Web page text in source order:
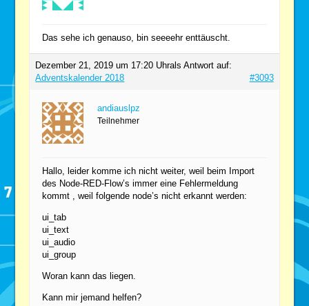
Das sehe ich genauso, bin seeeehr enttäuscht.
Dezember 21, 2019 um 17:20 Uhrals Antwort auf:
Adventskalender 2018
#3093
andiauslpz
Teilnehmer
Hallo, leider komme ich nicht weiter, weil beim Import
des Node-RED-Flow’s immer eine Fehlermeldung
kommt , weil folgende node’s nicht erkannt werden:
ui_tab
ui_text
ui_audio
ui_group
Woran kann das liegen.
Kann mir jemand helfen?